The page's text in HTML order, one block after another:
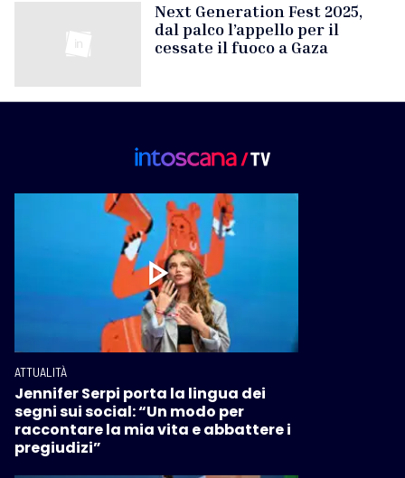
Next Generation Fest 2025,
dal palco l’appello per il
cessate il fuoco a Gaza
ATTUALITÀ
Jennifer Serpi porta la lingua dei
segni sui social: “Un modo per
raccontare la mia vita e abbattere i
pregiudizi”